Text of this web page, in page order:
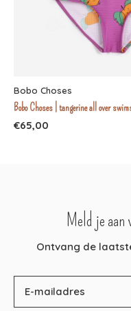
Bobo Choses
Bobo Choses | tangerine all over
€65,00
Meld je
Ontvang de